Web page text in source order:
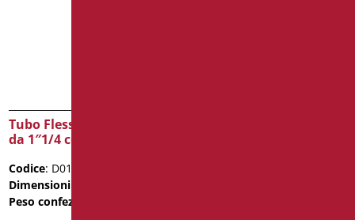
Tubo Flessibile Di Scarico
da 1″1/4 con Sifone
Codice: D0137/01
Dimensioni
Peso confezione